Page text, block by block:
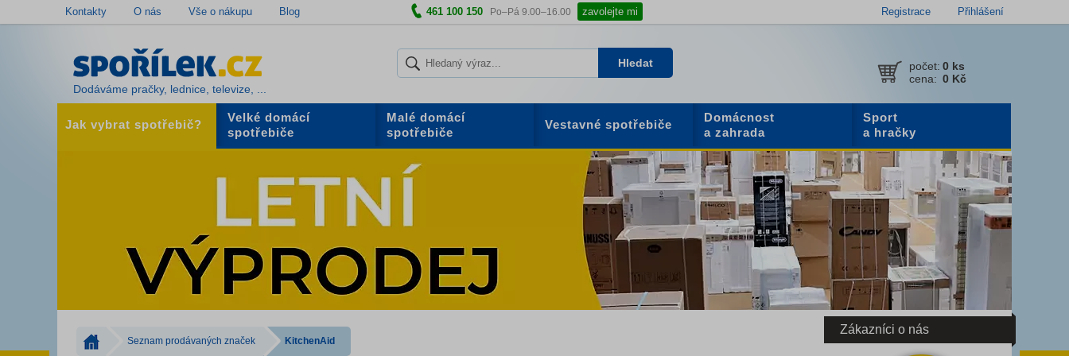
Kontakty O nás Vše o nákupu Blog 461 100 150 Po–Pá 9.00–16.00 zavolejte mi Registrace Přihlášení
Dodáváme pračky, lednice, televize, ...
počet: 0 ks
cena: 0 Kč
Hledat
Jak vybrat spotřebič?
Velké domácí
spotřebiče
Malé domácí
spotřebiče
Vestavné spotřebiče
Domácnost
a zahrada
Sport
a hračky
Seznam prodávaných značek KitchenAid
Zákazníci o nás